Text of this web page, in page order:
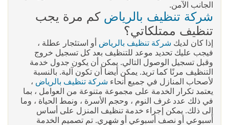
الجانب الآمن.
شركة تنظيف بالرياض كم مرة يجب
تنظيف ممتلكاتي؟
إذا كان لديك شركة تنظيف بالرياض أو استئجار عطلة ،
فيجب عليك تحديد موعد للتنظيف بعد كل تسجيل خروج
وقبل تسجيل الوصول التالي. يمكن أن يكون جدول خدمة
التنظيف مرنًا كما تريد. يمكن أيضا أن تكون آلية. بالنسبة
لأصحاب المنازل في جميع أنحاء شركة تنظيف بالرياض ،
يعتمد تكرار الخدمة على مجموعة متنوعة من العوامل ، بما
في ذلك عدد غرف النوم ، وحجم الأسرة ، ونمط الحياة ، وما
إلى ذلك. يمكن إجراء خدمة تنظيف المنزل على أساس
أسبوعي أو نصف أسبوعي أو شهري. تم تصميم الخدمة